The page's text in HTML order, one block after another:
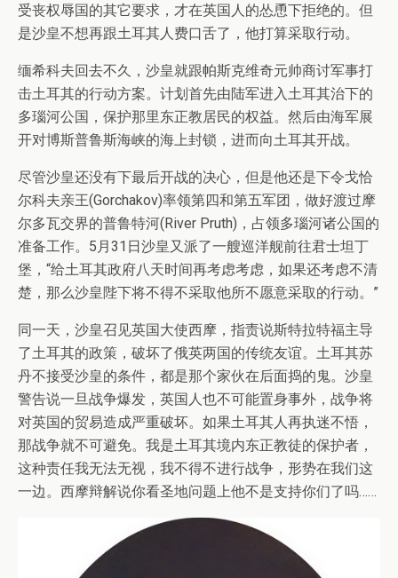
受丧权辱国的其它要求，才在英国人的怂恿下拒绝的。但
是沙皇不想再跟土耳其人费口舌了，他打算采取行动。
缅希科夫回去不久，沙皇就跟帕斯克维奇元帅商讨军事打
击土耳其的行动方案。计划首先由陆军进入土耳其治下的
多瑙河公国，保护那里东正教居民的权益。然后由海军展
开对博斯普鲁斯海峡的海上封锁，进而向土耳其开战。
尽管沙皇还没有下最后开战的决心，但是他还是下令戈恰
尔科夫亲王(Gorchakov)率领第四和第五军团，做好渡过摩
尔多瓦交界的普鲁特河(River Pruth)，占领多瑙河诸公国的
准备工作。5月31日沙皇又派了一艘巡洋舰前往君士坦丁
堡，“给土耳其政府八天时间再考虑考虑，如果还考虑不清
楚，那么沙皇陛下将不得不采取他所不愿意采取的行动。”
同一天，沙皇召见英国大使西摩，指责说斯特拉特福主导
了土耳其的政策，破坏了俄英两国的传统友谊。土耳其苏
丹不接受沙皇的条件，都是那个家伙在后面捣的鬼。沙皇
警告说一旦战争爆发，英国人也不可能置身事外，战争将
对英国的贸易造成严重破坏。如果土耳其人再执迷不悟，
那战争就不可避免。我是土耳其境内东正教徒的保护者，
这种责任我无法无视，我不得不进行战争，形势在我们这
一边。西摩辩解说你看圣地问题上他不是支持你们了吗……